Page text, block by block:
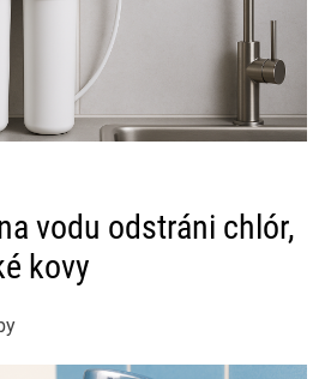
vodu odstráni chlór,
kovy